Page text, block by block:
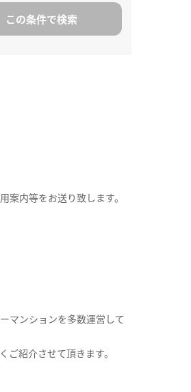
案内等をお送り致します。
マンションを多数運営して
ご紹介させて頂きます。